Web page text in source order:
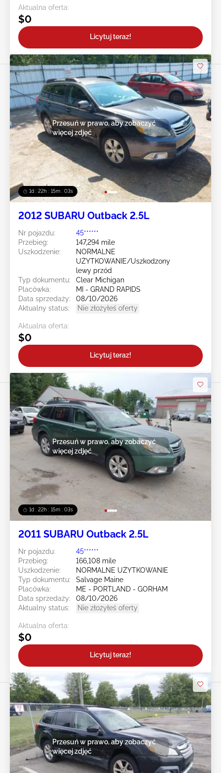
Aktualna oferta:
$0
Licytuj teraz!
1d : 22h : 15m : 00s
Przesuń w prawo, aby zobaczyć
więcej zdjęć
2012 SUBARU Outback 2.5L
Nr pojazdu:
45******
Przebieg:
147,294 mile
Uszkodzenie:
NORMALNE
UŻYTKOWANIE/Uszkodzony
lewy przód
Typ dokumentu:
Clear Michigan
Placówka:
MI - GRAND RAPIDS
Data sprzedaży:
08/10/2026
Aktualny status:
Nie złożyłeś oferty
Aktualna oferta:
$0
Licytuj teraz!
1d : 22h : 15m : 00s
Przesuń w prawo, aby zobaczyć
więcej zdjęć
2011 SUBARU Outback 2.5L
Nr pojazdu:
45******
Przebieg:
166,108 mile
Uszkodzenie:
NORMALNE UŻYTKOWANIE
Typ dokumentu:
Salvage Maine
Placówka:
ME - PORTLAND - GORHAM
Data sprzedaży:
08/10/2026
Aktualny status:
Nie złożyłeś oferty
Aktualna oferta:
$0
Licytuj teraz!
Przesuń w prawo, aby zobaczyć
więcej zdjęć